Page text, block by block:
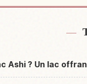
Ashi ? Un lac